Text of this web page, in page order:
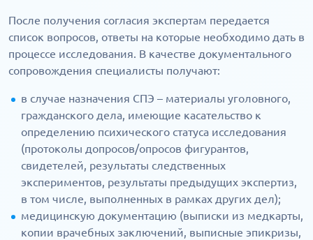
После получения согласия экспертам передается
список вопросов, ответы на которые необходимо дать в
процессе исследования. В качестве документального
сопровождения специалисты получают:
в случае назначения СПЭ – материалы уголовного,
гражданского дела, имеющие касательство к
определению психического статуса исследования
(протоколы допросов/опросов фигурантов,
свидетелей, результаты следственных
экспериментов, результаты предыдущих экспертиз,
в том числе, выполненных в рамках других дел);
медицинскую документацию (выписки из медкарты,
копии врачебных заключений, выписные эпикризы,